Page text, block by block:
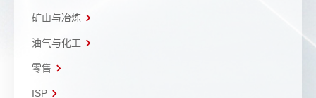
矿山与冶炼
油气与化工
零售
ISP